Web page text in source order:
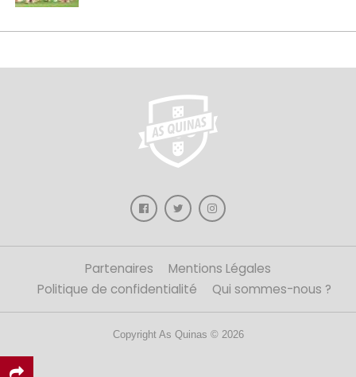
Partenaires
Mentions Légales
Politique de confidentialité
Qui sommes-nous ?
Copyright As Quinas © 2026